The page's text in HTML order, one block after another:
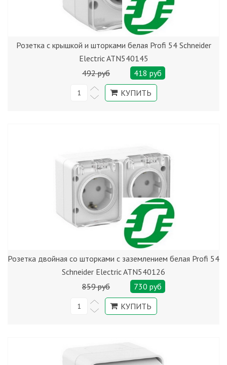
Розетка с крышкой и шторками белая Profi 54 Schneider
Electric ATN540145
492 руб
418 руб
Розетка двойная со шторками с заземлением белая Profi 54
Schneider Electric ATN540126
859 руб
730 руб